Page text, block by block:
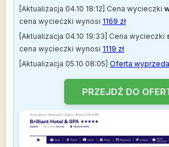
[Aktualizacja 04.10 18:12] Cena wycieczki
cena wycieczki wynosi 1169 zł
[Aktualizacja 04.10 19:33] Cena wycieczki
cena wycieczki wynosi 1119 zł
[Aktualizacja 05.10 08:05] Oferta
PRZEJDŹ DO